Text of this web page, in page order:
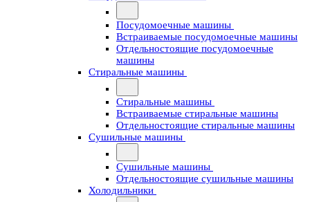
Посудомоечные машины
Встраиваемые посудомоечные машины
Отдельностоящие посудомоечные
машины
Стиральные машины
Стиральные машины
Встраиваемые стиральные машины
Отдельностоящие стиральные машины
Сушильные машины
Сушильные машины
Отдельностоящие сушильные машины
Холодильники